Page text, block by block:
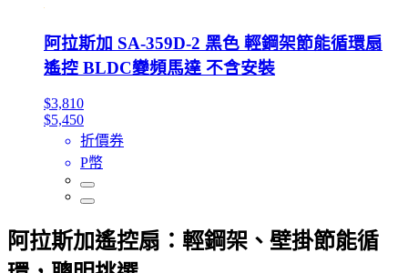
阿拉斯加 SA-359D-2 黑色 輕鋼架節能循環扇
遙控 BLDC變頻馬達 不含安裝
$3,810
$5,450
折價券
P幣
阿拉斯加遙控扇：輕鋼架、壁掛節能循